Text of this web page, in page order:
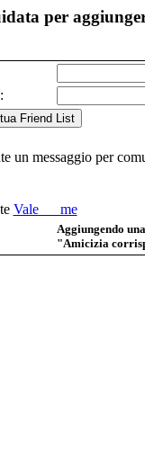
per
un messaggio per
Vale___me
Aggiungendo
"Amicizia